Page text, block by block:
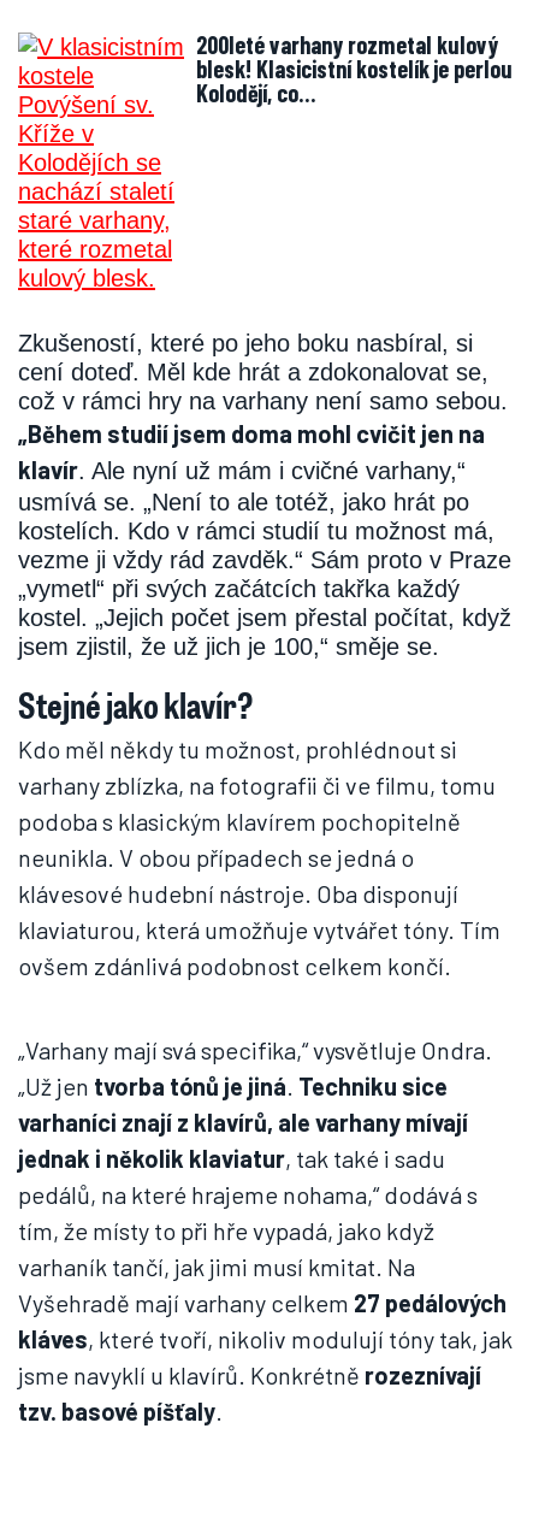
200leté varhany rozmetal kulový
blesk! Klasicistní kostelík je perlou
Kolodějí, co…
Zkušeností, které po jeho boku nasbíral, si
cení doteď. Měl kde hrát a zdokonalovat se,
což v rámci hry na varhany není samo sebou.
„Během studií jsem doma mohl cvičit jen na
klavír. Ale nyní už mám i cvičné varhany,“
usmívá se. „Není to ale totéž, jako hrát po
kostelích. Kdo v rámci studií tu možnost má,
vezme ji vždy rád zavděk.“ Sám proto v Praze
„vymetl“ při svých začátcích takřka každý
kostel. „Jejich počet jsem přestal počítat, když
jsem zjistil, že už jich je 100,“ směje se.
Stejné jako klavír?
Kdo měl někdy tu možnost, prohlédnout si
varhany zblízka, na fotografii či ve filmu, tomu
podoba s klasickým klavírem pochopitelně
neunikla. V obou případech se jedná o
klávesové hudební nástroje. Oba disponují
klaviaturou, která umožňuje vytvářet tóny. Tím
ovšem zdánlivá podobnost celkem končí.
„Varhany mají svá specifika,“ vysvětluje Ondra.
„Už jen tvorba tónů je jiná. Techniku sice
varhaníci znají z klavírů, ale varhany mívají
jednak i několik klaviatur, tak také i sadu
pedálů, na které hrajeme nohama,“ dodává s
tím, že místy to při hře vypadá, jako když
varhaník tančí, jak jimi musí kmitat. Na
Vyšehradě mají varhany celkem 27 pedálových
kláves, které tvoří, nikoliv modulují tóny tak, jak
jsme navyklí u klavírů. Konkrétně rozeznívají
tzv. basové píšťaly.